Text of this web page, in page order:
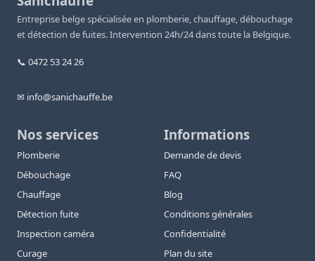
Entreprise belge spécialisée en plomberie, chauffage, débouchage
et détection de fuites. Intervention 24h/24 dans toute la Belgique.
📞 0472 53 24 26
✉ info@sanichauffe.be
Nos services
Plomberie
Débouchage
Chauffage
Détection fuite
Inspection caméra
Curage
Informations
Demande de devis
FAQ
Blog
Conditions générales
Confidentialité
Plan du site